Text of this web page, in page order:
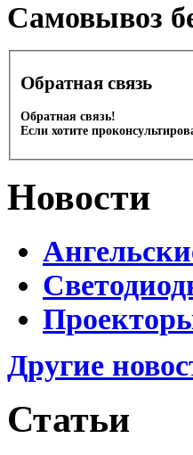
Cамовывоз
Обратная связь
Обратная связь!
Если хотите
Новости
Другие
Статьи